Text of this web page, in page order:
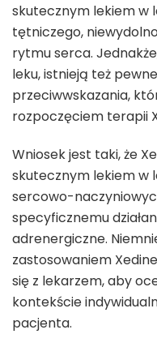
skutecznym lekiem w
tętniczego,
rytmu serca.
leku, istnieją też
przeciwwskazania,
rozpoczęciem terapii
Wniosek jest taki, że
skutecznym lekiem w
sercowo-
specyficznemu
adrenergiczne.
zastosowaniem
się z lekarzem, aby
kontekście
pacjenta.